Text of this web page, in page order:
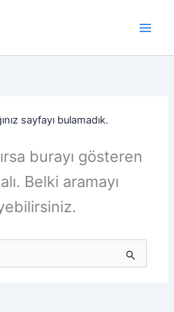
sayfayı bulamadık.
burayı gösteren
Belki aramayı